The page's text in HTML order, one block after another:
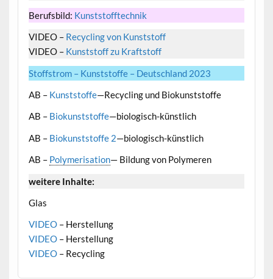
Berufsbild: Kunststofftechnik
VIDEO – Recycling von Kunststoff
VIDEO – Kunststoff zu Kraftstoff
Stoffstrom – Kunststoffe – Deutschland 2023
AB – Kunststoffe—Recycling und Biokunststoffe
AB – Biokunststoffe—biologisch-künstlich
AB – Biokunststoffe 2—biologisch-künstlich
AB – Polymerisation— Bildung von Polymeren
weitere Inhalte:
Glas
VIDEO– Herstellung
VIDEO– Herstellung
VIDEO– Recycling